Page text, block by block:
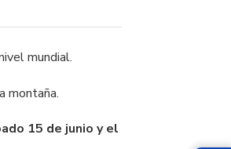
mundial.
montaña.
15 de junio y el